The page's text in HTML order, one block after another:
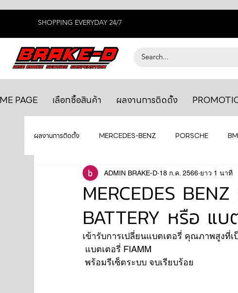
SHOPPING EVERYDAY 24/7
PAGE เลือกซื้อสินค้า ผลงานการติดตั้ง
ผลงานการติดตั้ง MERCEDES-BENZ PORSCHE
BENTLEY LEXUS ยางรถยนต์ AUDI
MAHLE MAZDA TOYOTA
FORD JAGUAR
MERCEDES
BATTERY หรือ แ
ADMIN BRAKE-D 18 ก.ค. 2566 ยาว 1 นาที
เข้ารับการเปลี่ยนแบตเตอรี่ คุณภาพสูงที่เ
แบตเตอรี่ FIAMM
พร้อมรีเซ็ตระบบ จบเรียบร้อย